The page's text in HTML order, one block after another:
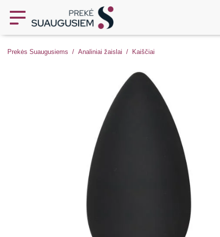
Prekės Suaugusiems Analiniai žaislai Kaiščiai